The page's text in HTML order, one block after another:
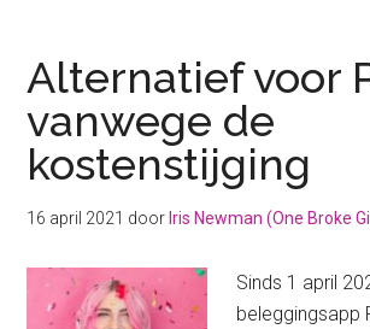
Alternatief voor
vanwege de
kostenstijging
16 april 2021 door Iris Newman (One Broke
Sinds 1 april
beleggingsapp